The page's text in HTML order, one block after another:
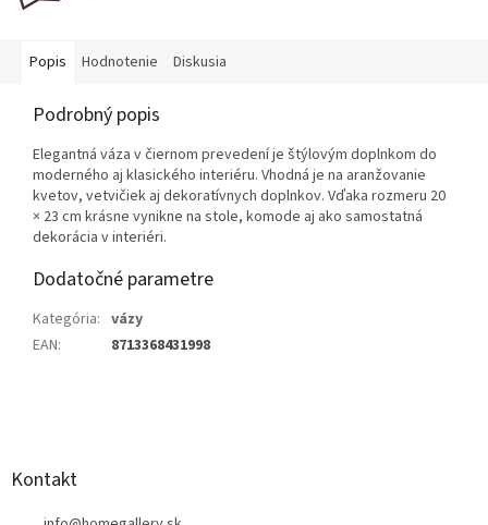
Popis Hodnotenie Diskusia
Podrobný popis
Elegantná váza v čiernom prevedení je štýlovým doplnkom do
moderného aj klasického interiéru. Vhodná je na aranžovanie
kvetov, vetvičiek aj dekoratívnych doplnkov. Vďaka rozmeru 20
× 23 cm krásne vynikne na stole, komode aj ako samostatná
dekorácia v interiéri.
Dodatočné parametre
Kategória: vázy
EAN: 8713368431998
Kontakt